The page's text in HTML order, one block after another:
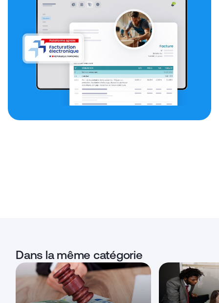
Dans la même catégorie